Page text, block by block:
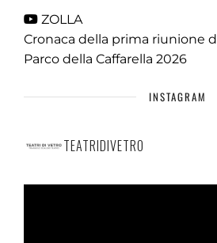
ZOLLA
Cronaca della prima riunione
Parco della Caffarella 2026
INSTAGRAM
TEATRIDIVETRO